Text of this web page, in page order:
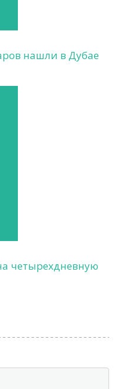
нашли в Дубае
четырехдневную